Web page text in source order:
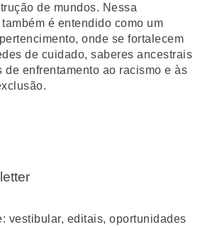
de mundos. Nessa
é entendido como um
onde se fortalecem
de cuidado, saberes ancestrais
enfrentamento ao racismo e às
vestibular, editais, oportunidades